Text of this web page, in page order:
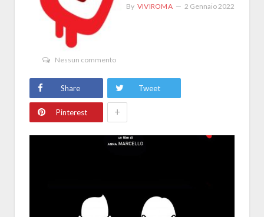
By VIVIROMA 2 Gennaio 2022
Nessun commento
Share Tweet
Pinterest +